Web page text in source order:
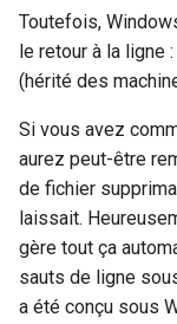
Toutefois,
le retour à la ligne :
(hérité des
Si vous avez
aurez peut-être
de fichier
laissait.
gère tout ça
sauts de ligne
a été conçu sous